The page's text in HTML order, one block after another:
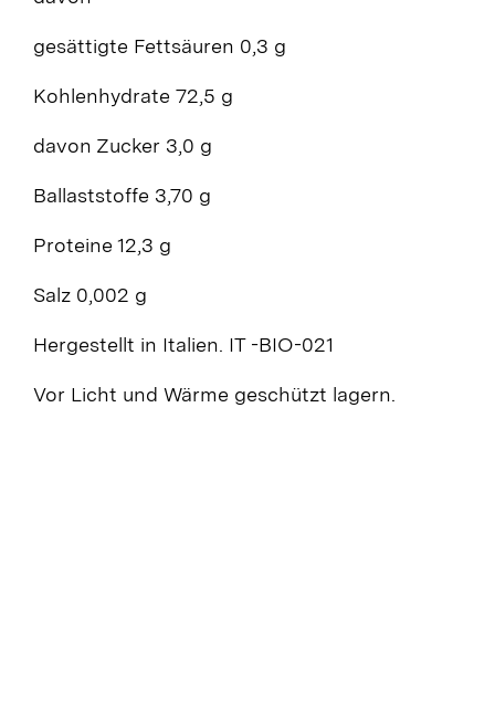
gesättigte Fettsäuren 0,3 g
Kohlenhydrate 72,5 g
davon Zucker 3,0 g
Ballaststoffe 3,70 g
Proteine 12,3 g
Salz 0,002 g
Hergestellt in Italien. IT -BIO-021
Vor Licht und Wärme geschützt lagern.